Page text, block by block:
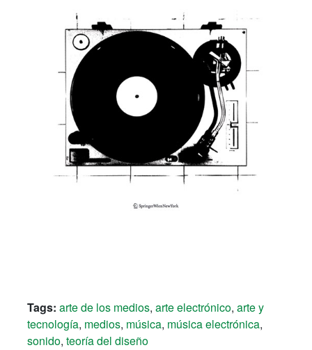
Tags: arte de los medios, arte electrónico, arte y
tecnología, medios, música, música electrónica,
sonido, teoría del diseño